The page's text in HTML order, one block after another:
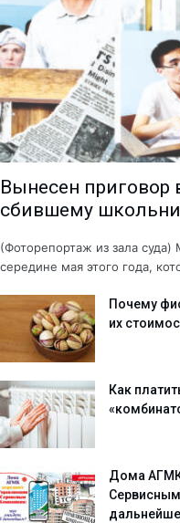
Вынесен приговор
сбившему
(Фоторепортаж из зала
середине мая этого года,
Почему
их
Как
Дома